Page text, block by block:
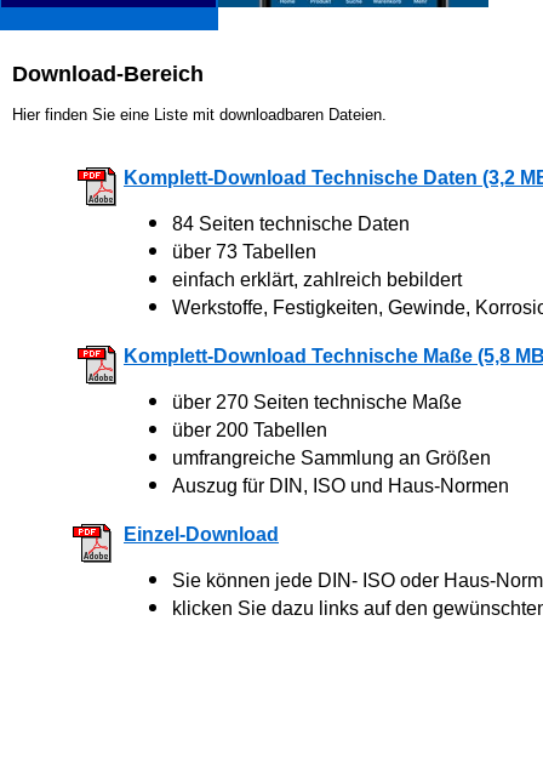
Download-Bereich
Hier finden Sie eine Liste mit downloadbaren Dateien.
Komplett-Download Technische Daten (3,2
84 Seiten technische Daten
über 73 Tabellen
einfach erklärt, zahlreich bebildert
Werkstoffe, Festigkeiten, Gewinde,
Komplett-Download Technische Maße (5,8
über 270 Seiten technische Maße
über 200 Tabellen
umfrangreiche Sammlung an Größen
Auszug für DIN, ISO und Haus-Normen
Einzel-Download
Sie können jede DIN- ISO oder Haus-
klicken Sie dazu links auf den